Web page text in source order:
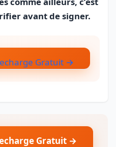
avant de signer.
Gratuit →
Gratuit →